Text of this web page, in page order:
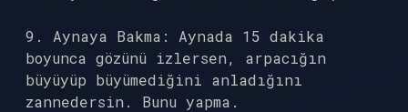
9. Aynaya Bakma: Aynada 15 dakika
boyunca gözünü izlersen, arpacığın
büyüyüp büyümediğini anladığını
zannedersin. Bunu yapma.